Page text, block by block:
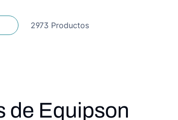
2973 Productos
de Equipson